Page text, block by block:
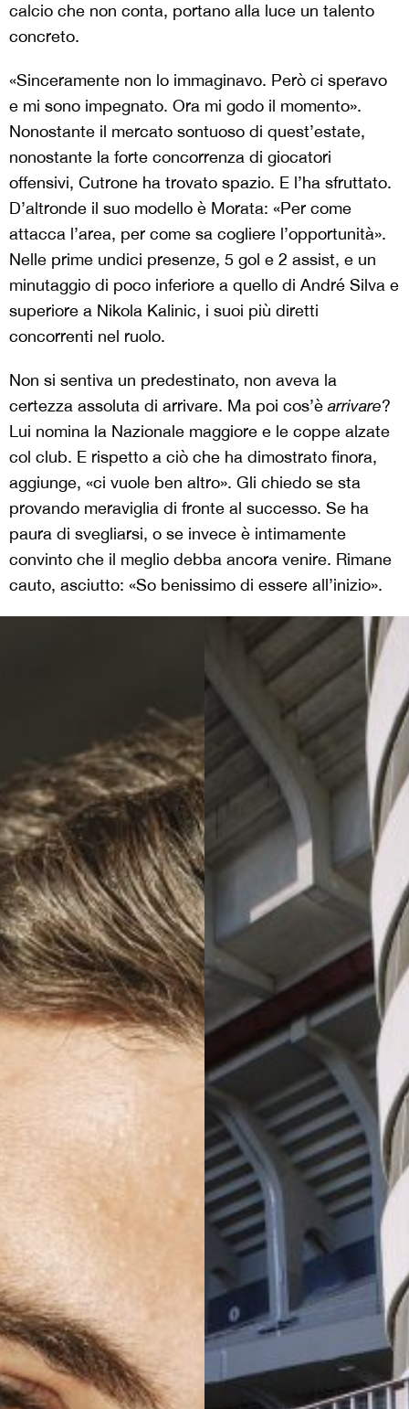
calcio che non conta, portano alla luce un talento
concreto.
«Sinceramente non lo immaginavo. Però ci speravo
e mi sono impegnato. Ora mi godo il momento».
Nonostante il mercato sontuoso di quest’estate,
nonostante la forte concorrenza di giocatori
offensivi, Cutrone ha trovato spazio. E l’ha sfruttato.
D’altronde il suo modello è Morata: «Per come
attacca l’area, per come sa cogliere l’opportunità».
Nelle prime undici presenze, 5 gol e 2 assist, e un
minutaggio di poco inferiore a quello di André Silva e
superiore a Nikola Kalinic, i suoi più diretti
concorrenti nel ruolo.
Non si sentiva un predestinato, non aveva la
certezza assoluta di arrivare. Ma poi cos’èarrivare?
Lui nomina la Nazionale maggiore e le coppe alzate
col club. E rispetto a ciò che ha dimostrato finora,
aggiunge, «ci vuole ben altro». Gli chiedo se sta
provando meraviglia di fronte al successo. Se ha
paura di svegliarsi, o se invece è intimamente
convinto che il meglio debba ancora venire. Rimane
cauto, asciutto: «So benissimo di essere all’inizio».